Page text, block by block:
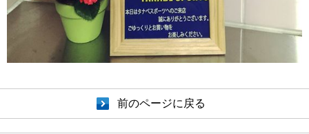
前のページに戻る